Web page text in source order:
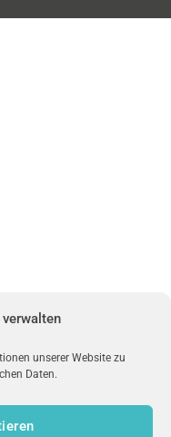
unserer Website zu
Daten.